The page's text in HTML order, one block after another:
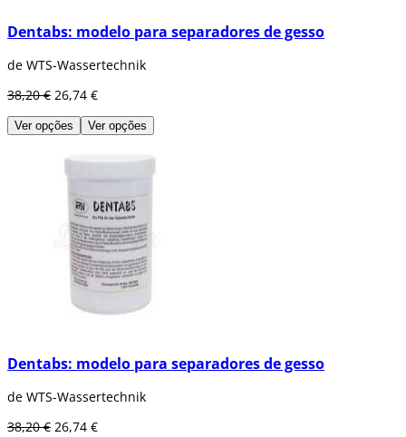
Dentabs: modelo para separadores de gesso
de WTS-Wassertechnik
38,20 € 26,74 €
Ver opções Ver opções
Dentabs: modelo para separadores de gesso
de WTS-Wassertechnik
38,20 € 26,74 €